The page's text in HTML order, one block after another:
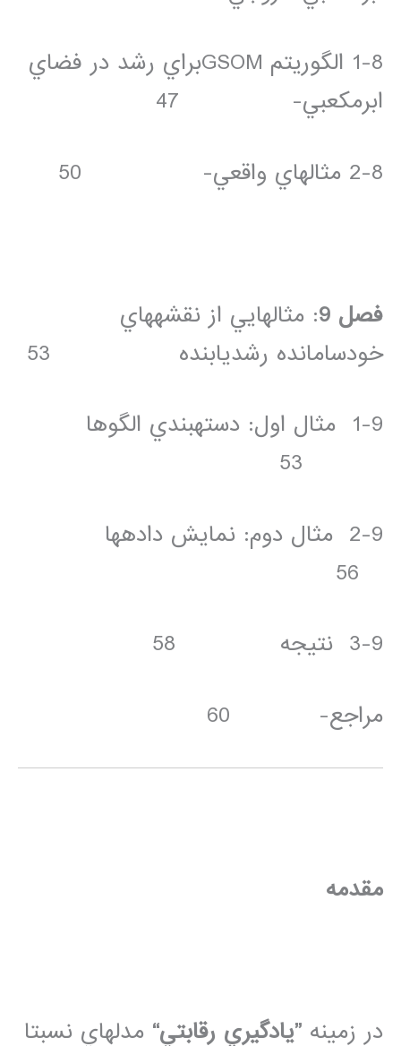
1-8 الگوريتم GSOMبراي رشد در فضاي
ابرمکعبي- 47
2-8 مثال­هاي واقعي- 50
فصل 9
: مثال­هايي از نقشه­هاي
خودسامانده رشديابنده 53
1-9 مثال اول: دسته­بندي الگوها
2-9 مثال دوم: نمايش داده­ها
3-9 نتيجه 58
مراجع- 60
مقدمه
در زمينه ”يادگيري رقابتي“ مدل­هاي نسبتا